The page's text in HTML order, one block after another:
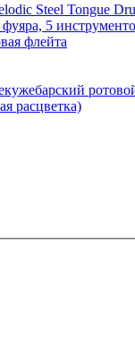
Steel Tongue
5
флейта
расцветка)